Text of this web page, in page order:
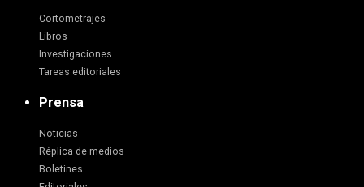
Cortometrajes
Libros
Investigaciones
Tareas editoriales
Prensa
Noticias
Réplica de medios
Boletines